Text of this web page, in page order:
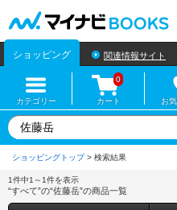
ショッピング 関連情報サイト
カテゴリー カート
0
お
ショッピングトップ>
1件中1～1件を表示
“すべて”の“佐藤岳”の商品一覧